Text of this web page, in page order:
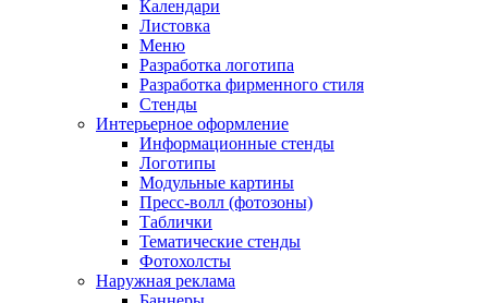
Календари
Листовка
Меню
Разработка логотипа
Разработка фирменного стиля
Стенды
Интерьерное оформление
Информационные стенды
Логотипы
Модульные картины
Пресс-волл (фотозоны)
Таблички
Тематические стенды
Фотохолсты
Наружная реклама